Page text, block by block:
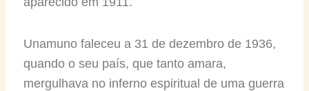
Unamuno faleceu a 31 de dezembro de 1936,
quando o seu país, que tanto amara,
mergulhava no inferno espiritual de uma guerra